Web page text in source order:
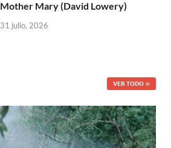
Mother Mary (David Lowery)
31 julio, 2026
VER TODO